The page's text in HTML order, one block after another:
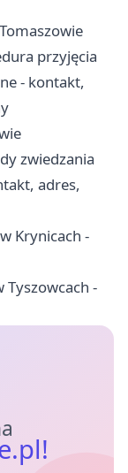
przyjęcia
- kontakt,
zwiedzania
adres,
Krynicach -
Tyszowcach -